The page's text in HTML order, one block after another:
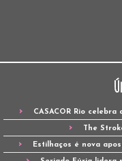
CASACOR Rio
The
Estilhaços é nova